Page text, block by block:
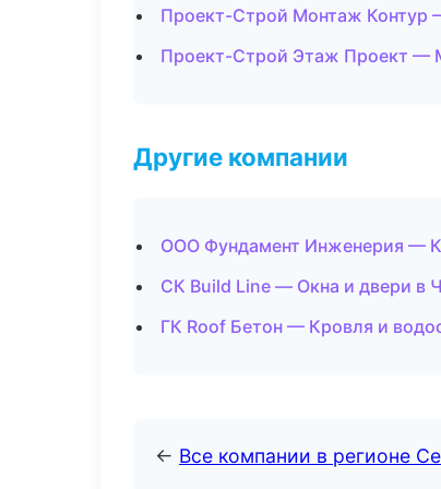
Проект-Строй Монтаж Контур
Проект-Строй Этаж Проект —
Другие компании
ООО Фундамент Инженерия —
СК Build Line — Окна и двери в
ГК Roof Бетон — Кровля и
← Все компании в регионе